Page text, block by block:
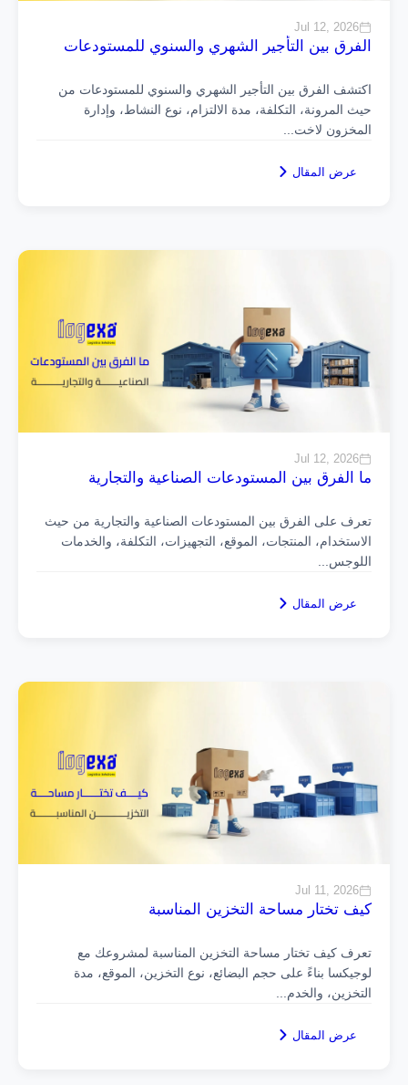
Jul 12, 2026
الفرق بين التأجير الشهري والسنوي للمستودعات
اكتشف الفرق بين التأجير الشهري والسنوي للمستودعات من
حيث المرونة، التكلفة، مدة الالتزام، نوع النشاط، وإدارة
المخزون لاخت
عرض المقال
Jul 12, 2026
ما الفرق بين المستودعات الصناعية والتجارية
تعرف على الفرق بين المستودعات الصناعية والتجارية من حيث
الاستخدام، المنتجات، الموقع، التجهيزات، التكلفة، والخدمات
اللوجس
عرض المقال
Jul 11, 2026
كيف تختار مساحة التخزين المناسبة
تعرف كيف تختار مساحة التخزين المناسبة لمشروعك مع
لوجيكسا بناءً على حجم البضائع، نوع التخزين، الموقع، مدة
التخزين، والخدم
عرض المقال